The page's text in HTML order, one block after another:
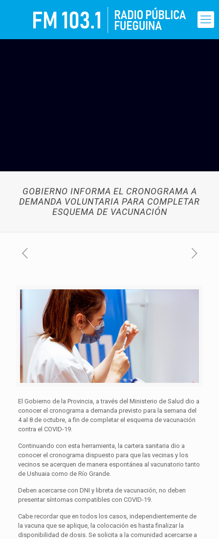
GOBIERNO INFORMA EL CRONOGRAMA A
DEMANDA VOLUNTARIA PARA COMPLETAR
ESQUEMA DE VACUNACIÓN
El Gobierno de la Provincia, a través del Ministerio de Salud dio a
conocer el cronograma a demanda previsto para la semana del
4 al 8 de octubre, a fin de completar el esquema de vacunación
contra el COVID-19.
Continuando con esta herramienta, la cartera sanitaria dio a
conocer el cronograma dispuesto para que las vecinas y los
vecinos se acerquen de manera espontánea al vacunatorio tanto
de Ushuaia como de Río Grande.
Deben acercarse con DNI y libreta de vacunación, no deben
presentar síntomas compatibles con COVID-19.
Cabe recordar que en todos los casos, independientemente de
la vacuna que se aplique, la colocación es hasta finalizar la
disponibilidad de dosis. Se solicita a la comunidad acercarse a